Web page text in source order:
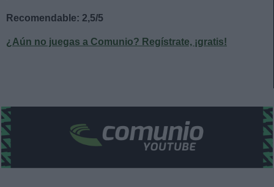
Recomendable: 2,5/5
¿Aún no juegas a Comunio? Regístrate, ¡gratis!